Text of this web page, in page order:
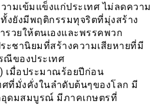
ามเข้มแข็งแก่ประเทศ ไม่ลดความ
งยังมีพฤติกรรมทุจริตที่มุ่งสร้าง
รวยให้ตนเองและพรรคพวก
ะชานิยมที่สร้างความเสียหายที่มี
ของประเทศ
เมื่อประมาณร้อยปีก่อน
ศที่มั่งคั่งในลำดับต้นๆของโลก มี
ดมสมบูรณ์ มีภาคเกษตรที่